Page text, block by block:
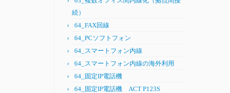
続）
64_FAX回線
64_PCソフトフォン
64_スマートフォン内線
64_スマートフォン内線の海外利用
64_固定IP電話機
64_固定IP電話機 ACT P123S